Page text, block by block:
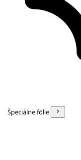
Špeciálne fólie